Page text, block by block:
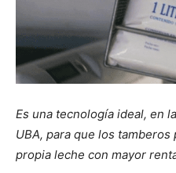
Es una tecnología ideal, en
UBA, para que los
propia leche con mayor